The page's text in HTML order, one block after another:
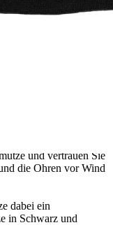
und vertrauen Sie
die Ohren vor Wind
dabei ein
in Schwarz und